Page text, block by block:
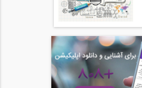
و ۲ کنکور...
حل تست ریاضی کنکور ارشد